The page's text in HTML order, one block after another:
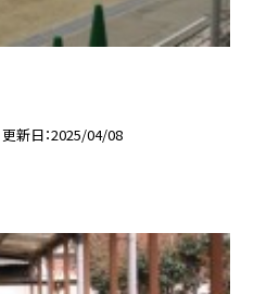
更新日 2025/04/08